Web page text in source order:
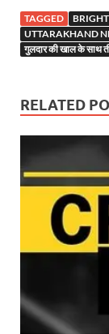
e
b
o
k
itt
er
TAGGED
UTTARAKHAND
गुलदार की खाल के साथ
RELATED